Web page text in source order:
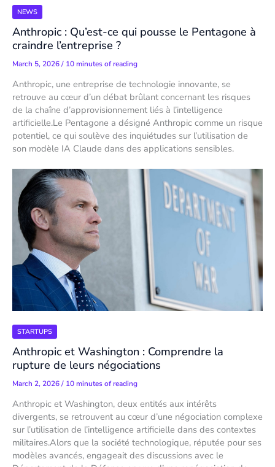
NEWS
Anthropic : Qu’est-ce qui pousse le Pentagone à
craindre l’entreprise ?
March 5, 2026/ 10 minutes of reading
Anthropic, une entreprise de technologie innovante, se
retrouve au cœur d’un débat brûlant concernant les risques
de la chaîne d’approvisionnement liés à l’intelligence
artificielle.Le Pentagone a désigné Anthropic comme un risque
potentiel, ce qui soulève des inquiétudes sur l’utilisation de
son modèle IA Claude dans des applications sensibles.
STARTUPS
Anthropic et Washington : Comprendre la
rupture de leurs négociations
March 2, 2026/ 10 minutes of reading
Anthropic et Washington, deux entités aux intérêts
divergents, se retrouvent au cœur d’une négociation complexe
sur l’utilisation de l’intelligence artificielle dans des contextes
militaires.Alors que la société technologique, réputée pour ses
modèles avancés, engageait des discussions avec le